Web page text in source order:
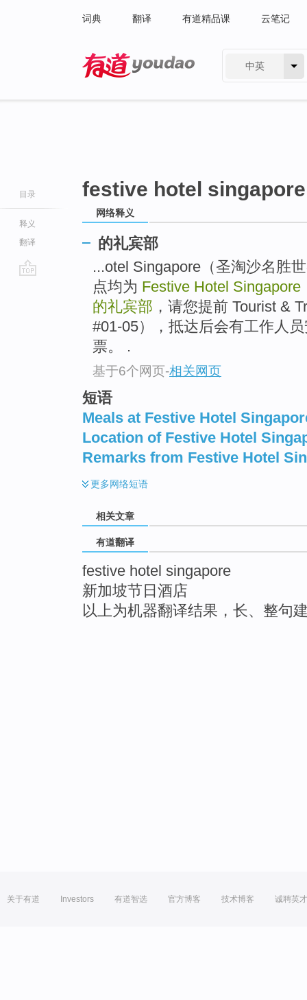
词典 翻译 有道精品课 云笔记
中英
目录
释义
翻译
festive hotel singapore
网络释义
的礼宾部
...otel Singapore（圣淘沙名胜
点均为 Festive Hotel Singapore
的礼宾部 ，请您提前 Tourist &
#01-05），抵达后会有工作人
票。 .
基于6个网页-相关网页
短语
Meals at Festive Hotel
Location of Festive Hotel
Remarks from Festive Hotel
更多网络短语
相关文章
有道翻译
festive hotel singapore
新加坡节日酒店
以上为机器翻译结果，长、整句
关于有道 Investors 有道智选 官方博客 技术博客 诚聘英才